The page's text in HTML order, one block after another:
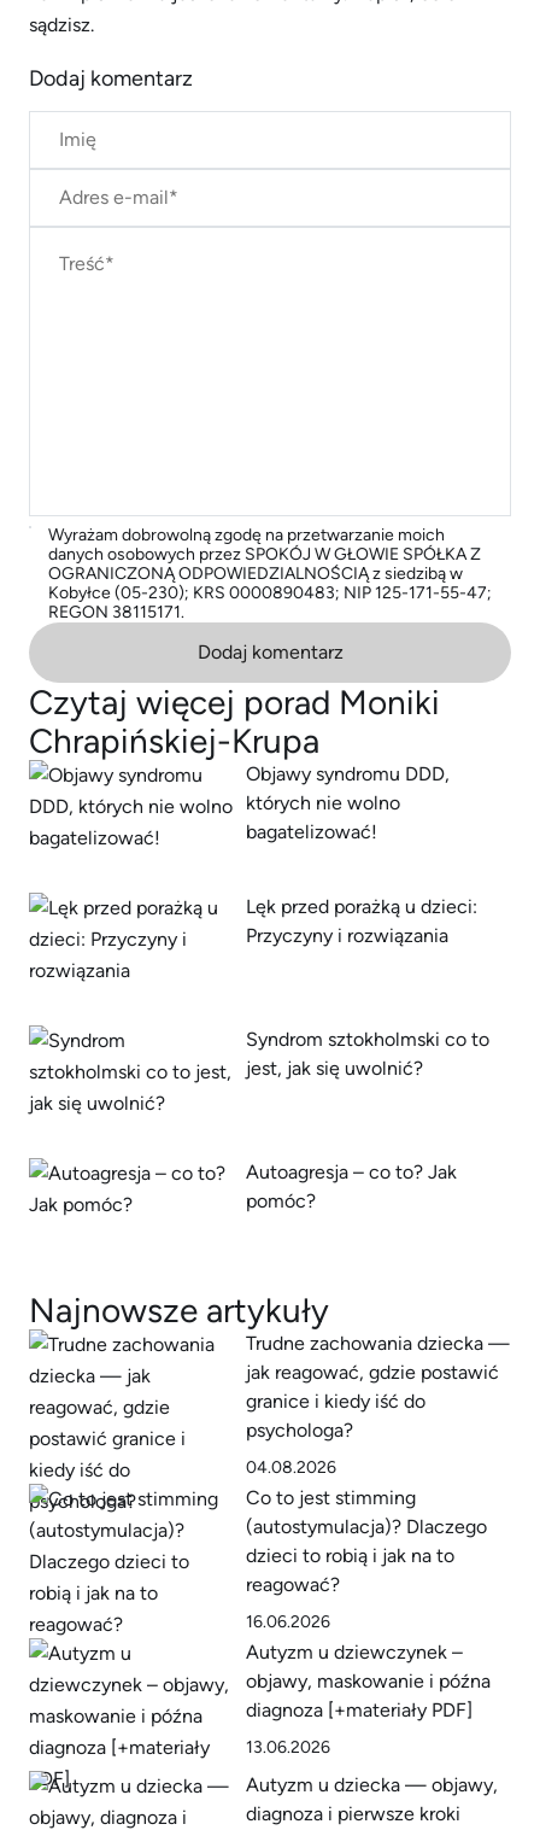
sądzisz.
Dodaj komentarz
Wyrażam dobrowolną zgodę na przetwarzanie moich
danych osobowych przez SPOKÓJ W GŁOWIE SPÓŁKA Z
OGRANICZONĄ ODPOWIEDZIALNOŚCIĄ z siedzibą w
Kobyłce (05-230); KRS 0000890483; NIP 125-171-55-47;
REGON 38115171.
Dodaj komentarz
Czytaj więcej porad Moniki
Chrapińskiej-Krupa
Objawy syndromu DDD,
których nie wolno
bagatelizować!
Lęk przed porażką u dzieci:
Przyczyny i rozwiązania
Syndrom sztokholmski co to
jest, jak się uwolnić?
Autoagresja – co to? Jak
pomóc?
Najnowsze artykuły
Trudne zachowania dziecka —
jak reagować, gdzie postawić
granice i kiedy iść do
psychologa?
04.08.2026
Co to jest stimming
(autostymulacja)? Dlaczego
dzieci to robią i jak na to
reagować?
16.06.2026
Autyzm u dziewczynek –
objawy, maskowanie i późna
diagnoza [+materiały PDF]
13.06.2026
Autyzm u dziecka — objawy,
diagnoza i pierwsze kroki